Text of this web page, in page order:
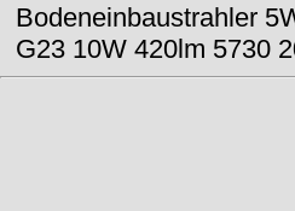
Bodeneinbaustrahler
G23 10W 420lm 5730